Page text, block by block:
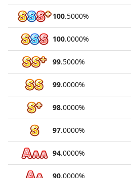
100.5000%
100.0000%
99.5000%
99.0000%
98.0000%
97.0000%
94.0000%
90.0000%